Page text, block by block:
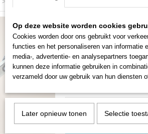
Mooie 925
strakke hanger
€ 29,50
✓Op voorraad -
Op deze website worden cookies
Cookies worden door ons gebruikt voor
functies en het personaliseren van informatie
media-, advertentie- en analysepartners
kunnen deze informatie gebruiken in
verzameld door uw gebruik van hun diensten
Later opnieuw tonen Selectie